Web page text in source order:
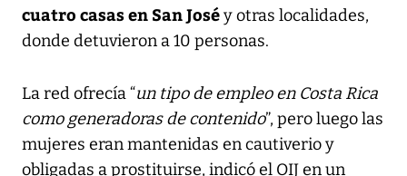
cuatro casas en San Joséy otras localidades,
donde detuvieron a 10 personas.
La red ofrecía “un tipo de empleo en Costa Rica
como generadoras de contenido”, pero luego las
mujeres eran mantenidas en cautiverio y
obligadas a prostituirse, indicó el OIJ en un